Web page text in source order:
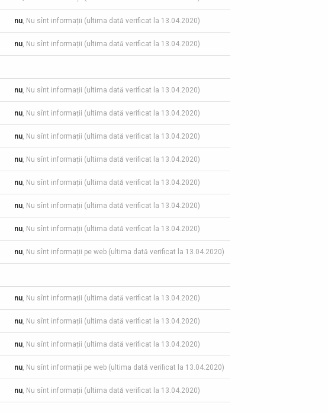
nu, Nu sînt informații (ultima dată verificat la 13.04.2020)
nu, Nu sînt informații (ultima dată verificat la 13.04.2020)
nu, Nu sînt informații (ultima dată verificat la 13.04.2020)
nu, Nu sînt informații (ultima dată verificat la 13.04.2020)
nu, Nu sînt informații (ultima dată verificat la 13.04.2020)
nu, Nu sînt informații (ultima dată verificat la 13.04.2020)
nu, Nu sînt informații (ultima dată verificat la 13.04.2020)
nu, Nu sînt informații (ultima dată verificat la 13.04.2020)
nu, Nu sînt informații (ultima dată verificat la 13.04.2020)
nu, Nu sînt informații pe web (ultima dată verificat la 13.04.2020)
nu, Nu sînt informații (ultima dată verificat la 13.04.2020)
nu, Nu sînt informații (ultima dată verificat la 13.04.2020)
nu, Nu sînt informații (ultima dată verificat la 13.04.2020)
nu, Nu sînt informații pe web (ultima dată verificat la 13.04.2020)
nu, Nu sînt informații (ultima dată verificat la 13.04.2020)